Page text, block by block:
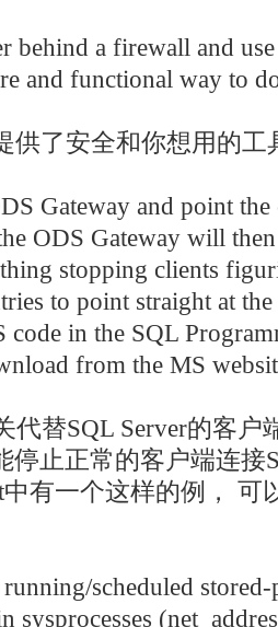
behind a firewall and
and functional way to
了安全和你想用的工
Gateway and point the
ODS Gateway will
stopping clients
to point straight at
code in the SQL
from the MS
替SQL Server的客户
止正常的客户端连接
中有一个这样的例，
scheduled
sysprocesses